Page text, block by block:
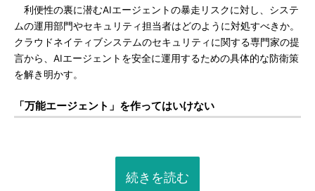
利便性の裏に潜むAIエージェントの暴走リスクに対し、システ
ムの運用部門やセキュリティ担当者はどのように対処すべきか。
クラウドネイティブシステムのセキュリティに関する専門家の提
言から、AIエージェントを安全に運用するための具体的な防衛策
を解き明かす。
「万能エージェント」を作ってはいけない
続きを読む